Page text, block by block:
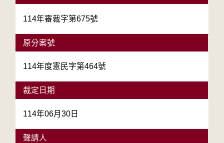
114年審裁字第675號
原分案號
114年度憲民字第464號
裁定日期
114年06月30日
聲請人